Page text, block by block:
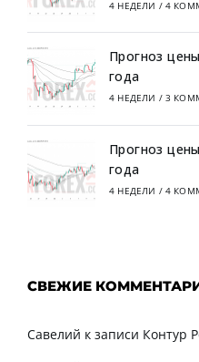
4 НЕДЕЛИ / 4
Прогноз
года
4 НЕДЕЛИ / 3
Прогноз
года
4 НЕДЕЛИ / 4
СВЕЖИЕ
Савелий к записи Контур